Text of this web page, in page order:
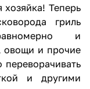
хозяйка! Теперь
гриль
и
овощи и прочие
и другими